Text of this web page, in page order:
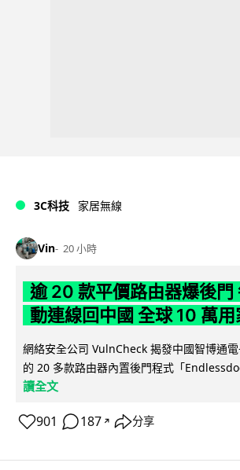
3C科技 家居無線
Vin 20 小時
逾 20 款平價路由器爆後門
動連線回中國 全球 10 萬
網絡安全公司 VulnCheck 揭發中國智博通
的 20 多款路由器內置後門程式「
讀全文
901 187 ↗ 分享